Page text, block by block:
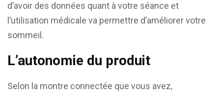
d’avoir des données quant à votre séance et
l’utilisation médicale va permettre d’améliorer votre
sommeil.
L’autonomie du produit
Selon la montre connectée que vous avez,